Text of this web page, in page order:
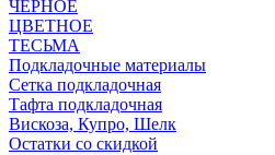
ЧЕРНОЕ
ЦВЕТНОЕ
ТЕСЬМА
Подкладочные материалы
Сетка подкладочная
Тафта подкладочная
Вискоза, Купро, Шелк
Остатки со скидкой